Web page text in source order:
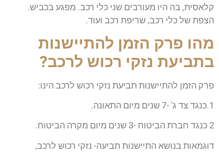
קלאסית, בה היו מעורבים שני כלי רכב. מפגע בכביש.
הצפת של כלי רכב, שריפת רכב ועוד.
מהו פרק הזמן להתיישנות
בתביעת נזקי רכוש לרכב?
פרק הזמן להתיישנות תביעת נזקי רכוש לרכב הינו:
1.כנגד צד ג' -7 שנים מיום התאונה.
2 כנגד חברת הביטוח -3 שנים מיום מקרה הביטוח.
דוגמאות בנושא התיישנות תביעה- נזקי רכוש לרכב,